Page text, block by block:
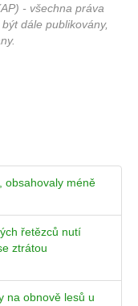
- všechna práva
dále publikovány,
obsahovaly méně
řetězců nutí
ztrátou
na obnově lesů u